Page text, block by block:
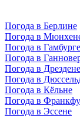
Погода в Берлине
Погода в
Погода в Гамбурге
Погода в
Погода в Дрездене
Погода в
Погода в Кёльне
Погода в
Погода в Эссене